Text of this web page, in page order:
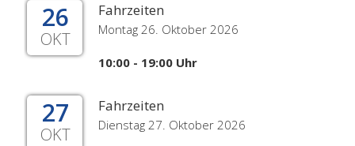
26
OKT
Fahrzeiten
Montag 26. Oktober 2026
10:00 - 19:00 Uhr
27
OKT
Fahrzeiten
Dienstag 27. Oktober 2026